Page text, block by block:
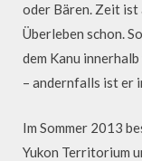
oder Bären. Zeit ist
Überleben schon.
dem Kanu
– andernfalls ist er
Im Sommer 2013
Yukon Territorium